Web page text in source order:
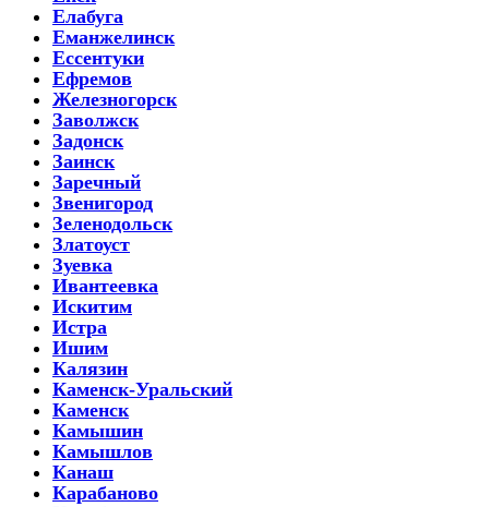
Елабуга
Еманжелинск
Ессентуки
Ефремов
Железногорск
Заволжск
Задонск
Заинск
Заречный
Звенигород
Зеленодольск
Златоуст
Зуевка
Ивантеевка
Искитим
Истра
Ишим
Калязин
Каменск-Уральский
Каменск
Камышин
Камышлов
Канаш
Карабаново